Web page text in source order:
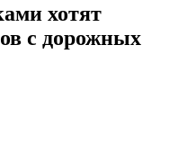
хотят
с дорожных